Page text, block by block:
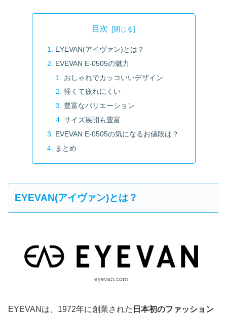
目次
EYEVAN(アイヴァン)とは？
EVEVAN E-0505の魅力
おしゃれでカッコいいデザイン
軽くて疲れにくい
豊富なバリエーション
サイズ展開も豊富
EVEVAN E-0505の気になるお値段は？
まとめ
EYEVAN(アイヴァン)とは？
EYEVANは、1972年に創業された 日本初のファッション